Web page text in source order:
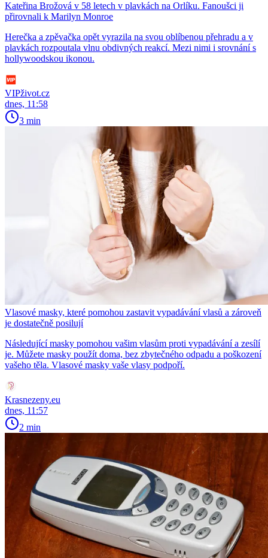
Kateřina Brožová v 58 letech v plavkách na Orlíku. Fanoušci ji
přirovnali k Marilyn Monroe
Herečka a zpěvačka opět vyrazila na svou oblíbenou přehradu a v
plavkách rozpoutala vlnu obdivných reakcí. Mezi nimi i srovnání s
hollywoodskou ikonou.
VIPživot.cz
dnes, 11:58
3 min
Vlasové masky, které pomohou zastavit vypadávání vlasů a zároveň
je dostatečně posilují
Následující masky pomohou vašim vlasům proti vypadávání a zesílí
je. Můžete masky použít doma, bez zbytečného odpadu a poškození
vašeho těla. Vlasové masky vaše vlasy podpoří.
Krasnezeny.eu
dnes, 11:57
2 min